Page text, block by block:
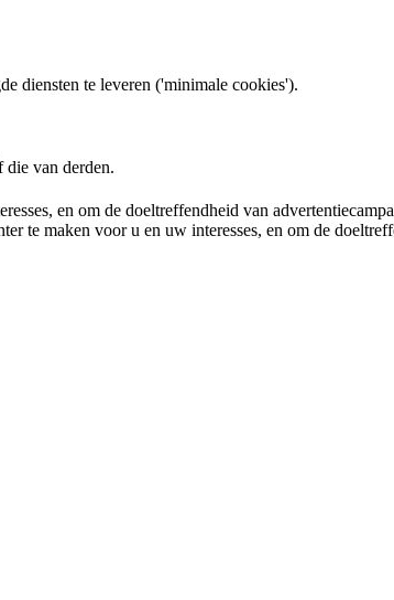
diensten te leveren ('minimale cookies').
die van derden.
en om de doeltreffendheid van
te maken voor u en uw interesses, en om de